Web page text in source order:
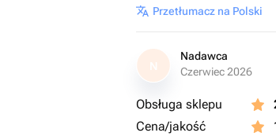
Przetłumacz na Polski
N
Nadawca
Czerwiec 2026
Obsługa sklepu
Cena/jakość